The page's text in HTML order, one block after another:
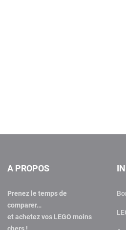
A PROPOS
Prenez le temps de
comparer…
et achetez vos LEGO moins
chers !